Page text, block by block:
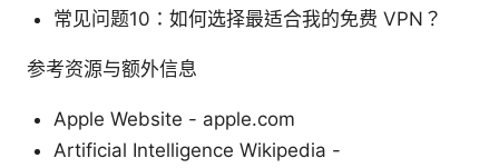
常见问题10：如何选择最适合我的免费 VPN？
参考资源与额外信息
Apple Website - apple.com
Artificial Intelligence Wikipedia -